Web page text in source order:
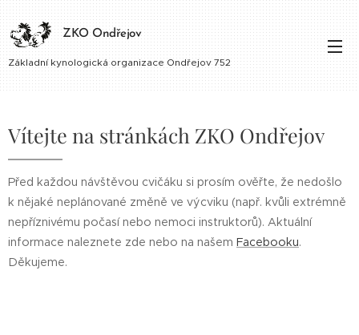
ZKO Ondřejov
Základní kynologická organizace Ondřejov 752
Vítejte na stránkách ZKO Ondřejov
Před každou návštěvou cvičáku si prosím ověřte, že nedošlo
k nějaké neplánované změně ve výcviku (např. kvůli extrémně
nepříznivému počasí nebo nemoci instruktorů). Aktuální
informace naleznete zde nebo na našem Facebooku.
Děkujeme.